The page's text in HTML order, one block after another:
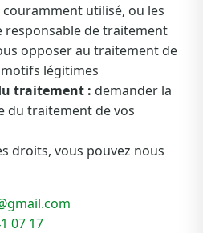
utilisé, ou les
de traitement
opposer au traitement de
légitimes
traitement : demander la
du traitement de vos
droits, vous pouvez nous
07 17